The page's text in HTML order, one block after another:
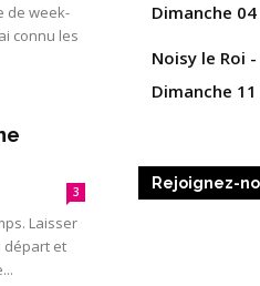
de week-
connu les
3
Laisser
départ et
Dimanche
Noisy le Roi
Dimanche
Rejoignez-